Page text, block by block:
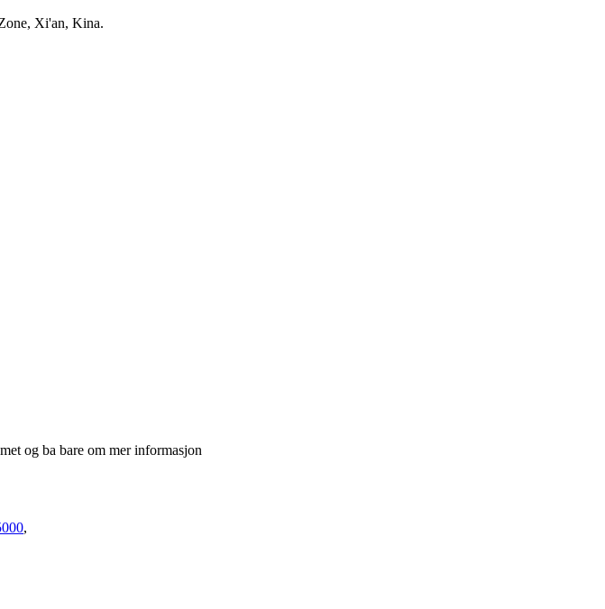
Xi'an, Kina.
og ba bare om mer informasjon
,